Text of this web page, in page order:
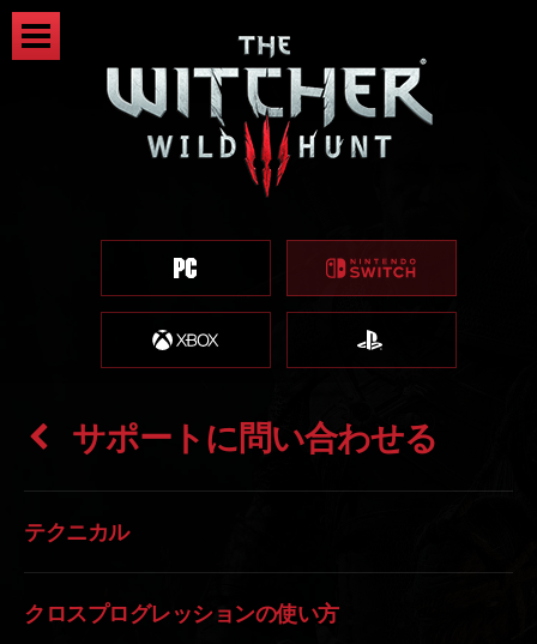
サポートに問い合わせる
テクニカル
クロスプログレッションの使い方